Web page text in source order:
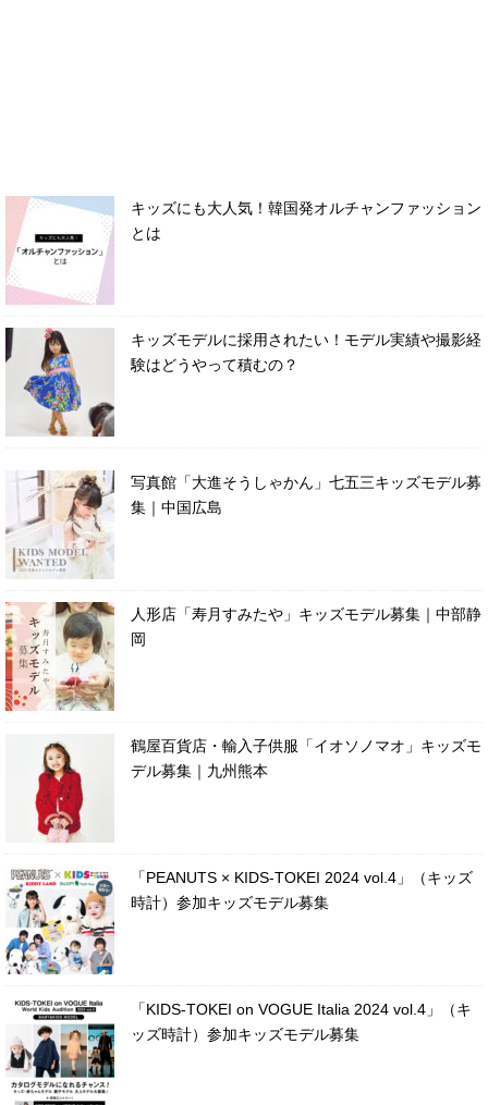
キッズにも大人気！韓国発オルチャンファッション
とは
キッズモデルに採用されたい！モデル実績や撮影経
験はどうやって積むの？
写真館「大進そうしゃかん」七五三キッズモデル募
集｜中国広島
人形店「寿月すみたや」キッズモデル募集｜中部静
岡
鶴屋百貨店・輸入子供服「イオソノマオ」キッズモ
デル募集｜九州熊本
「PEANUTS × KIDS-TOKEI 2024 vol.4」（キッズ
時計）参加キッズモデル募集
「KIDS-TOKEI on VOGUE Italia 2024 vol.4」（キ
ッズ時計）参加キッズモデル募集